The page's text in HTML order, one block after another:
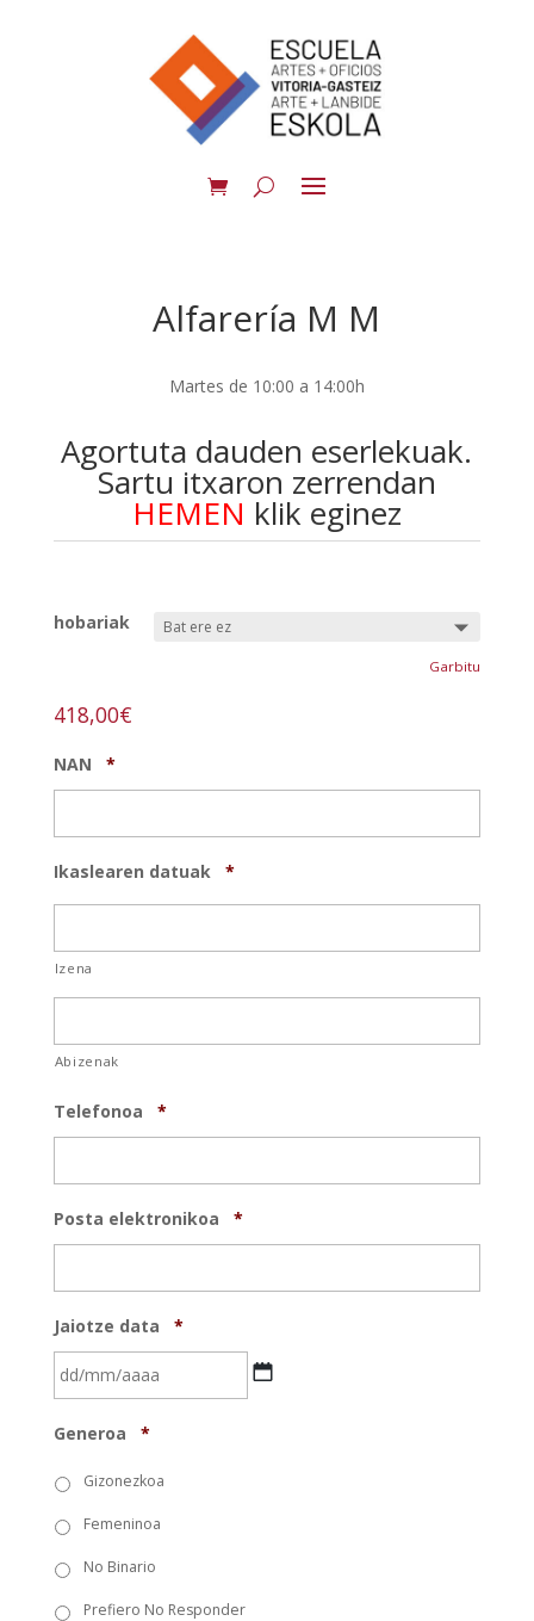
Alfarería M M
Martes de 10:00 a 14:00h
Agortuta dauden eserlekuak.
Sartu itxaron zerrendan
HEMEN klik eginez
hobariak
Garbitu
418,00€
NAN *
Ikaslearen datuak *
Izena
Abizenak
Telefonoa *
Posta elektronikoa *
Jaiotze data *
barra
MM
YYYY
Generoa *
Gizonezkoa
Femeninoa
No Binario
Prefiero No Responder